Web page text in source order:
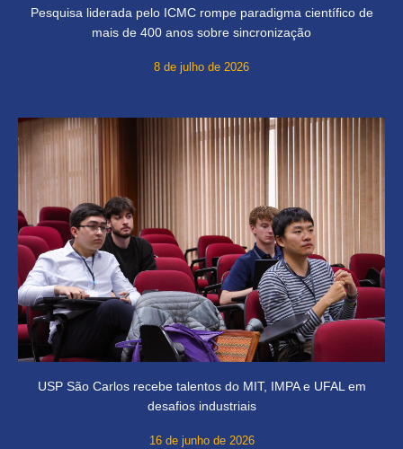
Pesquisa liderada pelo ICMC rompe paradigma científico de
mais de 400 anos sobre sincronização
8 de julho de 2026
USP São Carlos recebe talentos do MIT, IMPA e UFAL em
desafios industriais
16 de junho de 2026